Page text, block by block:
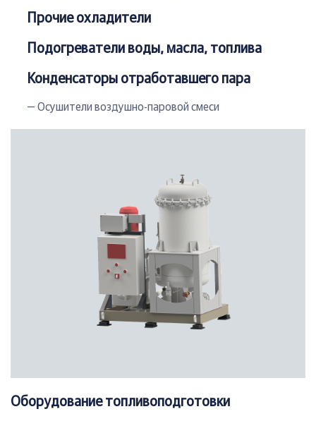
Прочие охладители
Подогреватели воды, масла, топлива
Конденсаторы отработавшего пара
— Осушители воздушно-паровой смеси
Оборудование топливоподготовки